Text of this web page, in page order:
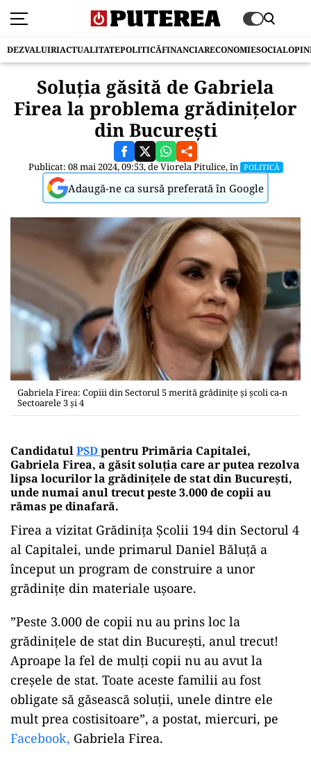
DEZVALUIRIACTUALITATEPOLITICĂFINANCIARECONOMIESOCIAL
Soluția găsită de Gabriela
Firea la problema grădinițelor
din București
Publicat: 08 mai 2024, 09:53, deViorela Pitulice, în POLITICĂ
Adaugă-ne ca sursă preferată în Google
Gabriela Firea: Copiii din Sectorul 5 merită grădinițe și școli ca-n
Sectoarele 3 și 4
CandidatulPSDpentru Primăria Capitalei,
Gabriela Firea, a găsit soluția care ar putea rezolva
lipsa locurilor la grădinițele de stat din București,
unde numai anul trecut peste 3.000 de copii au
rămas pe dinafară.
Firea a vizitat Grădiniţa Şcolii 194 din Sectorul 4
al Capitalei, unde primarul Daniel Băluţă a
început un program de construire a unor
grădiniţe din materiale uşoare.
”Peste 3.000 de copii nu au prins loc la
grădiniţele de stat din Bucureşti, anul trecut!
Aproape la fel de mulţi copii nu au avut la
creşele de stat. Toate aceste familii au fost
obligate să găsească soluţii, unele dintre ele
mult prea costisitoare”, a postat, miercuri, pe
Facebook, Gabriela Firea.